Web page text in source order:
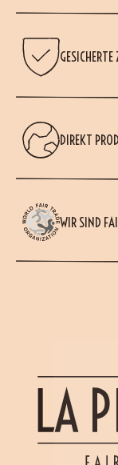
DIREKT
WIR SIND